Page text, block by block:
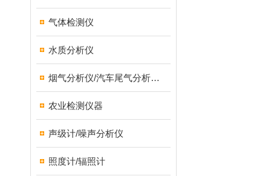
气体检测仪
水质分析仪
烟气分析仪/汽车尾气分析仪/转速表/汽车维修检测设备
农业检测仪器
声级计/噪声分析仪
照度计/辐照计